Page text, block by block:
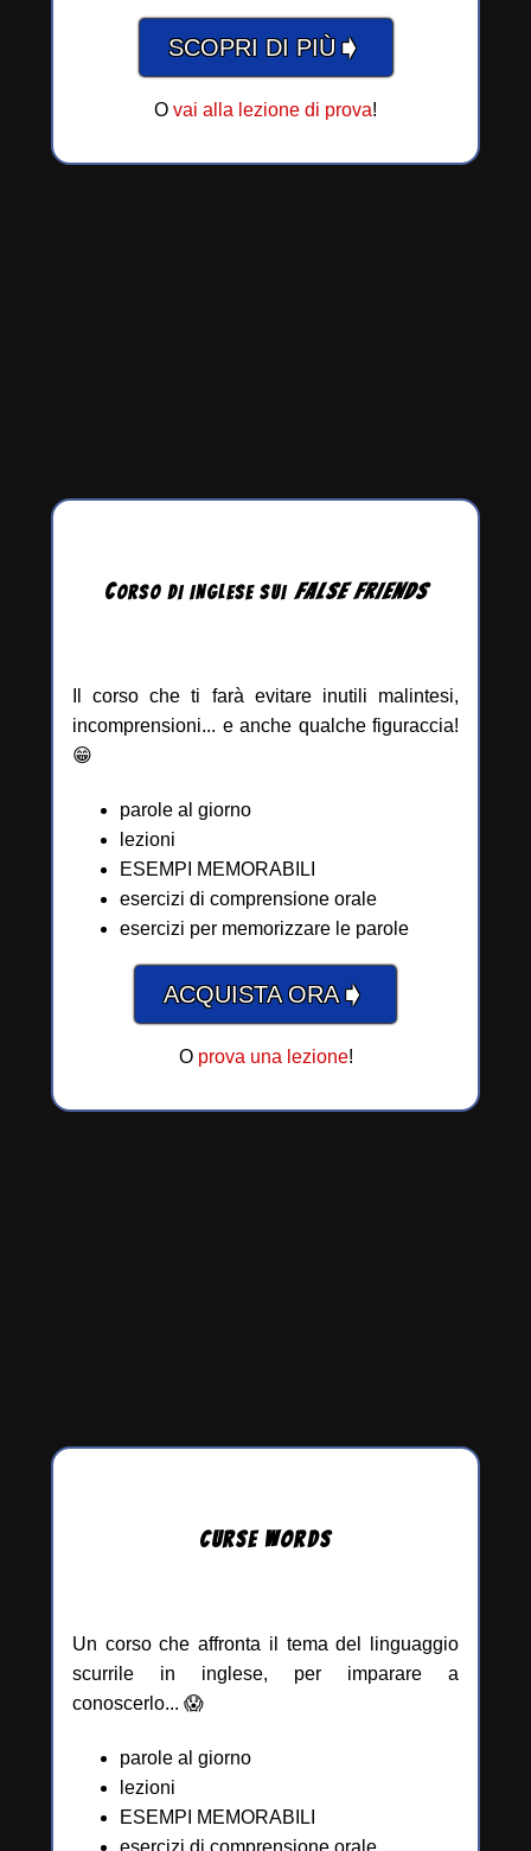
SCOPRI DI PIÙ➧
O vai alla lezione di prova!
CORSO DI INGLESE SUI FALSEFRIENDS
Il corso che ti farà evitare inutili malintesi,
incomprensioni... e anche qualche figuraccia!
😁
parole al giorno
lezioni
ESEMPI MEMORABILI
esercizi di comprensione orale
esercizi per memorizzare le parole
ACQUISTA ORA➧
O prova una lezione!
CURSE WORDS
Un corso che affronta il tema del linguaggio
scurrile in inglese, per imparare a
conoscerlo... 😱
parole al giorno
lezioni
ESEMPI MEMORABILI
esercizi di comprensione orale